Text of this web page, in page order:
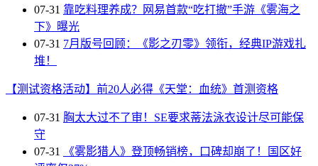
07-31 靠吃料理养成？网易首款“吃打撤”手游《雾海之
下》曝光
07-31 7月版号回顾：《影之刃零》领衔，经典IP游戏扎
堆！
【测试资格活动】前20人必得《天堂：血统》首测资格
07-31 胸太大过不了审！SE要求蒂法泳衣设计尽可能保
守
07-31
《雾影猎人》登顶畅销榜，口碑却崩了！国区好